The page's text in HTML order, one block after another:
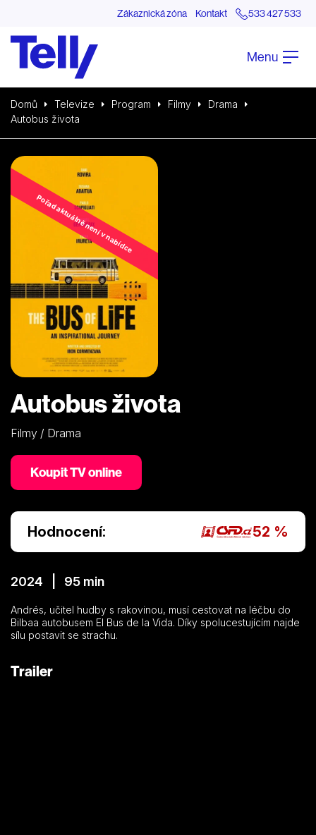
Zákaznická zóna Kontakt 533 427 533
Menu
Domů Televize Program Filmy
Drama
Autobus života
Pořad aktuálně není v nabídce
Autobus života
Filmy / Drama
Koupit TV online
Hodnocení: 52 %
2024 | 95 min
Andrés, učitel hudby s rakovinou, musí cestovat na léčbu do
Bilbaa autobusem El Bus de la Vida. Díky spolucestujícím najde
sílu postavit se strachu.
Trailer